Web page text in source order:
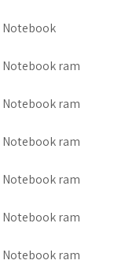
Notebook
ram
ram
ram
ram
ram
ram